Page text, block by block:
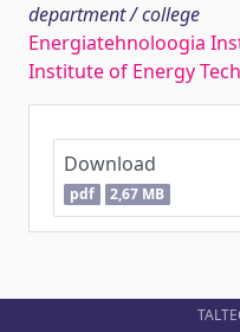
department / college
Energiatehnoloogia
Institute of Energy
Download
pdf 2,67 MB